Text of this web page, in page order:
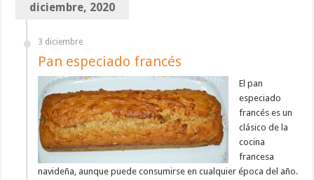
diciembre, 2020
3 diciembre
Pan especiado francés
El pan
especiado
francés es un
clásico de la
cocina
francesa
navideña, aunque puede consumirse en cualquier época del año.